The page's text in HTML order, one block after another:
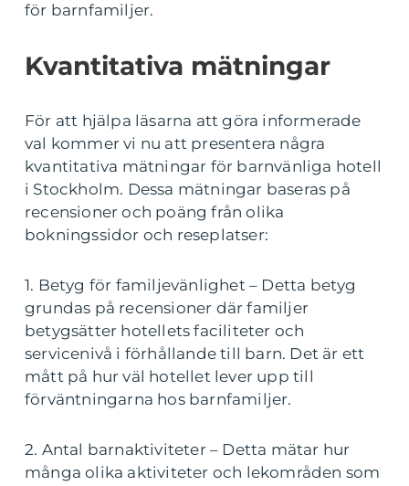
för barnfamiljer.
Kvantitativa mätningar
För att hjälpa läsarna att göra informerade
val kommer vi nu att presentera några
kvantitativa mätningar för barnvänliga hotell
i Stockholm. Dessa mätningar baseras på
recensioner och poäng från olika
bokningssidor och reseplatser:
1. Betyg för familjevänlighet – Detta betyg
grundas på recensioner där familjer
betygsätter hotellets faciliteter och
servicenivå i förhållande till barn. Det är ett
mått på hur väl hotellet lever upp till
förväntningarna hos barnfamiljer.
2. Antal barnaktiviteter – Detta mätar hur
många olika aktiviteter och lekområden som